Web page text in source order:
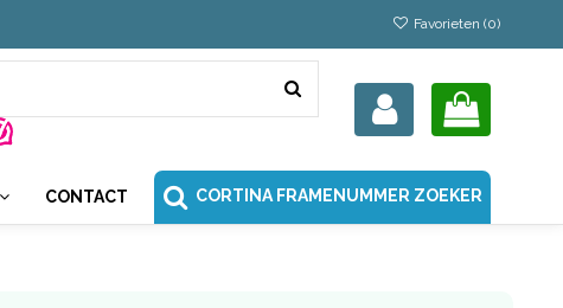
Favorieten (0)
CORTINA FRAMENUMMER ZOEKER
CONTACT